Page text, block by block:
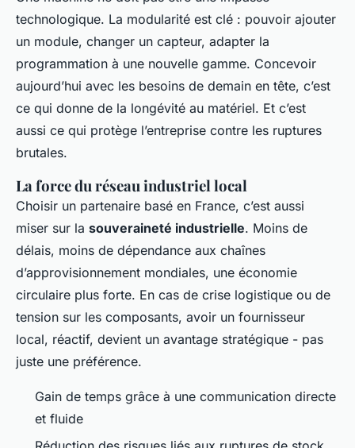
technologique. La modularité est clé : pouvoir ajouter
un module, changer un capteur, adapter la
programmation à une nouvelle gamme. Concevoir
aujourd’hui avec les besoins de demain en tête, c’est
ce qui donne de la longévité au matériel. Et c’est
aussi ce qui protège l’entreprise contre les ruptures
brutales.
La force du réseau industriel local
Choisir un partenaire basé en France, c’est aussi
miser sur la souveraineté industrielle. Moins de
délais, moins de dépendance aux chaînes
d’approvisionnement mondiales, une économie
circulaire plus forte. En cas de crise logistique ou de
tension sur les composants, avoir un fournisseur
local, réactif, devient un avantage stratégique - pas
juste une préférence.
Gain de temps grâce à une communication directe
et fluide